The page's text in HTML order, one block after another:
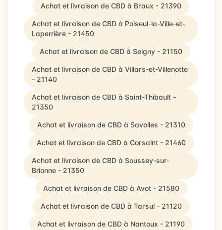
Achat et livraison de CBD à Braux - 21390
Achat et livraison de CBD à Poiseul-la-Ville-et-
Laperrière - 21450
Achat et livraison de CBD à Seigny - 21150
Achat et livraison de CBD à Villars-et-Villenotte
- 21140
Achat et livraison de CBD à Saint-Thibault -
21350
Achat et livraison de CBD à Savolles - 21310
Achat et livraison de CBD à Corsaint - 21460
Achat et livraison de CBD à Soussey-sur-
Brionne - 21350
Achat et livraison de CBD à Avot - 21580
Achat et livraison de CBD à Tarsul - 21120
Achat et livraison de CBD à Nantoux - 21190